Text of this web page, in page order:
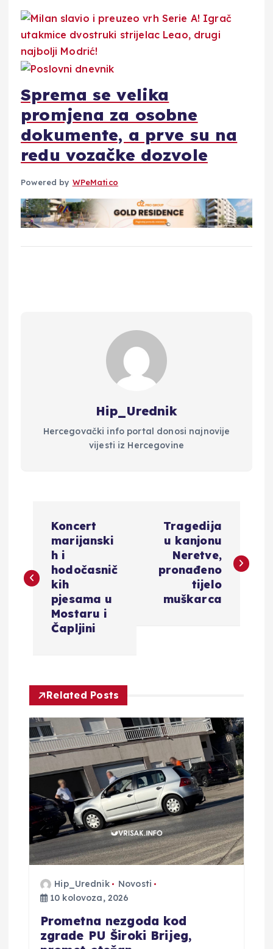
Sprema se velika
promjena za osobne
dokumente, a prve su na
redu vozačke dozvole
Powered by WPeMatico
Hip_Urednik
Hercegovački info portal donosi najnovije
vijesti iz Hercegovine
v
c
a
o
b
Koncert
marijanski
h i
hodočasnič
kih
pjesama u
Mostaru i
Čapljini
Tragedija
u kanjonu
Neretve,
pronađeno
tijelo
muškarca
Related Posts
Hip_Urednik
Novosti
10 kolovoza, 2026
Prometna nezgoda kod
zgrade PU Široki Brijeg,